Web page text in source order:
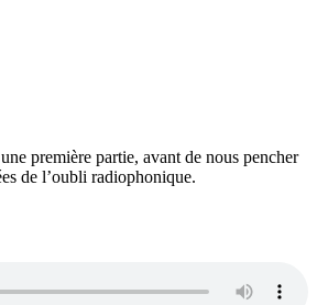
première partie, avant de nous pencher
de l’oubli radiophonique.